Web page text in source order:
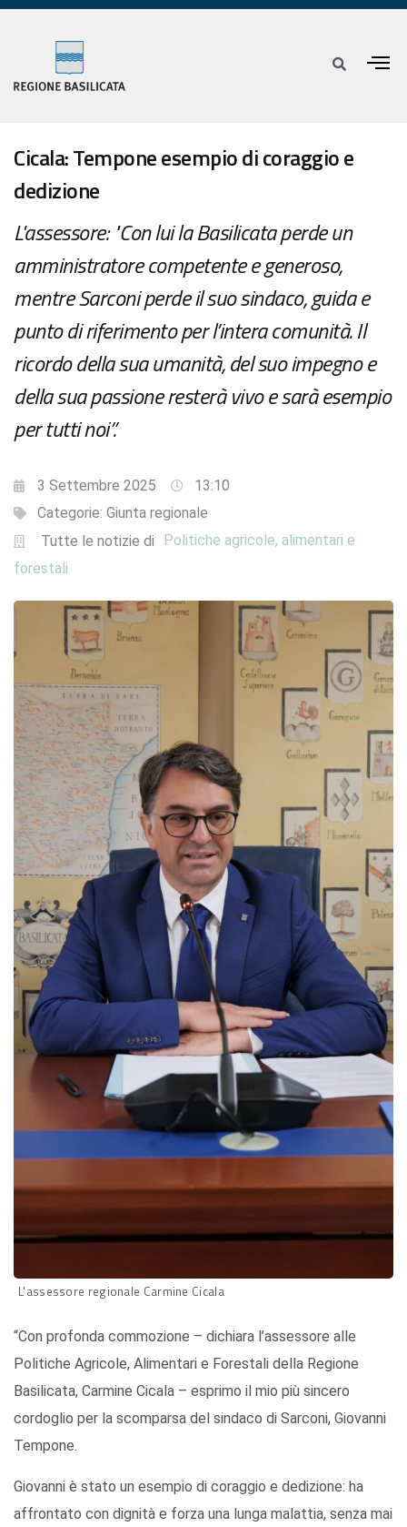
Cicala: Tempone esempio di coraggio e
dedizione
L'assessore: "Con lui la Basilicata perde un
amministratore competente e generoso,
mentre Sarconi perde il suo sindaco, guida e
punto di riferimento per l’intera comunità. Il
ricordo della sua umanità, del suo impegno e
della sua passione resterà vivo e sarà esempio
per tutti noi”.
3 Settembre 2025
13:10
Categorie: Giunta regionale
Tutte le notizie di
Politiche agricole, alimentari e
forestali
L'assessore regionale Carmine Cicala
“Con profonda commozione – dichiara l’assessore alle
Politiche Agricole, Alimentari e Forestali della Regione
Basilicata, Carmine Cicala – esprimo il mio più sincero
cordoglio per la scomparsa del sindaco di Sarconi, Giovanni
Tempone.
Giovanni è stato un esempio di coraggio e dedizione: ha
affrontato con dignità e forza una lunga malattia, senza mai